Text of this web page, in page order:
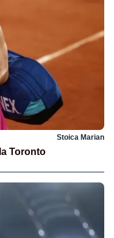
Stoica Marian
Toronto